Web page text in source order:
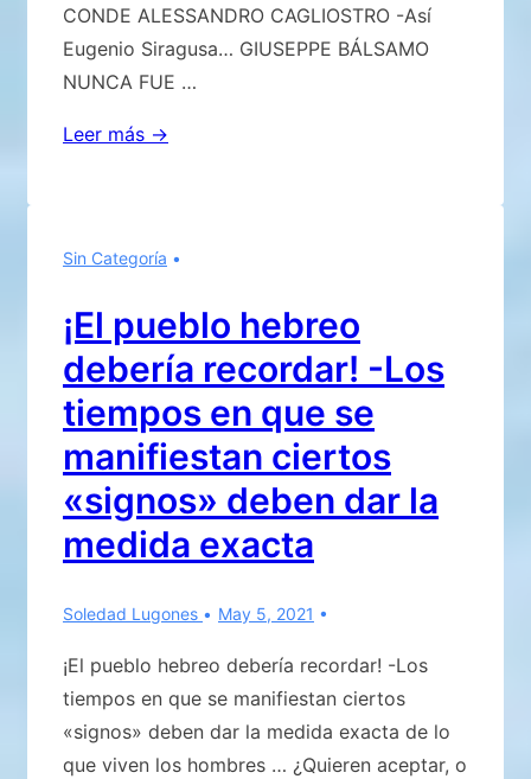
CONDE ALESSANDRO CAGLIOSTRO -Así
Eugenio Siragusa… GIUSEPPE BÁLSAMO
NUNCA FUE …
EL
Leer más →
Sin Categoría
¡El pueblo hebreo
debería recordar! -Los
tiempos en que se
manifiestan ciertos
«signos» deben dar la
medida exacta
Soledad Lugones May 5, 2021
¡El pueblo hebreo debería recordar! -Los
tiempos en que se manifiestan ciertos
«signos» deben dar la medida exacta de lo
que viven los hombres … ¿Quieren aceptar, o